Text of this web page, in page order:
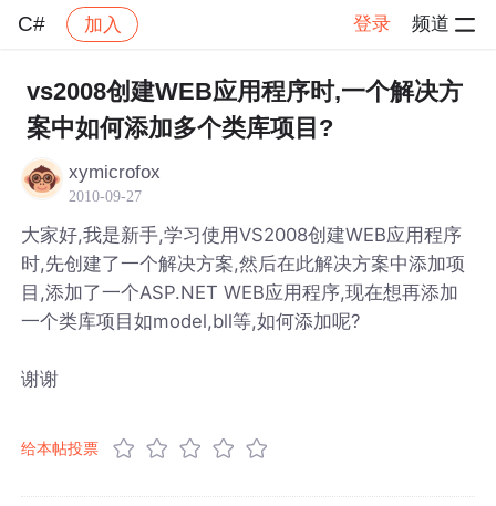
C# 加入 登录 频道
社区 C# 帖子详情
vs2008创建WEB应用程序时,一个解决方
案中如何添加多个类库项目?
xymicrofox
2010-09-27
大家好,我是新手,学习使用VS2008创建WEB应用程序
时,先创建了一个解决方案,然后在此解决方案中添加项
目,添加了一个ASP.NET WEB应用程序,现在想再添加
一个类库项目如model,bll等,如何添加呢?
谢谢
给本帖投票